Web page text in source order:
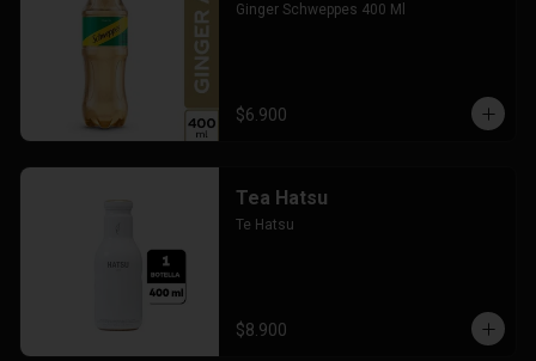
Ginger Schweppes 400 Ml
$6.900
Tea Hatsu
Te Hatsu
$8.900